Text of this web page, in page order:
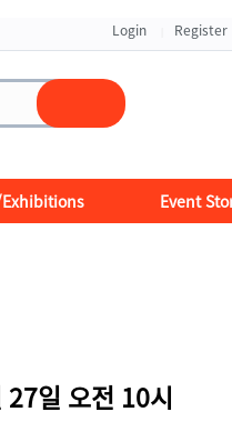
Login Register
Event
일 오전 10시